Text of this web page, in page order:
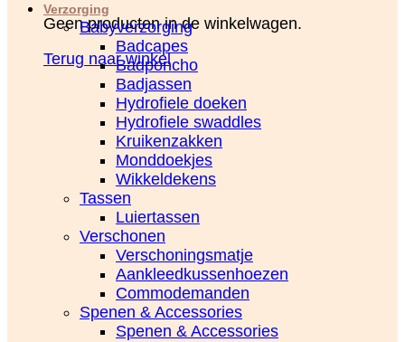
Geen producten in de winkelwagen.
Terug naar winkel
Verzorging
Babyverzorging
Badcapes
Badponcho
Badjassen
Hydrofiele doeken
Hydrofiele swaddles
Kruikenzakken
Monddoekjes
Wikkeldekens
Tassen
Luiertassen
Verschonen
Verschoningsmatje
Aankleedkussenhoezen
Commodemanden
Spenen & Accessories
Spenen & Accessories